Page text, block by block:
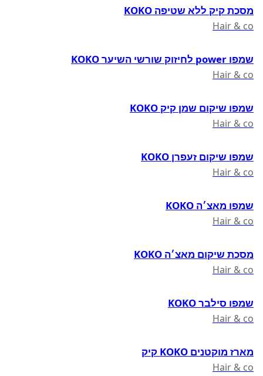
מסכת קיק ללא שטיפה KOKO
Hair & co
שמפו power לחיזוק שורשי השיער KOKO
Hair & co
שמפו שיקום שמן קיק KOKO
Hair & co
שמפו שיקום זעפרן KOKO
Hair & co
שמפו מאצ׳ה KOKO
Hair & co
מסכת שיקום מאצ׳ה KOKO
Hair & co
שמפו סילבר KOKO
Hair & co
מארז מוקטנים KOKO קיק
Hair & co